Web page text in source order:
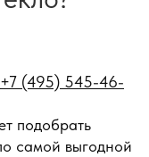
+7 (495) 545-46-
подобрать
самой выгодной